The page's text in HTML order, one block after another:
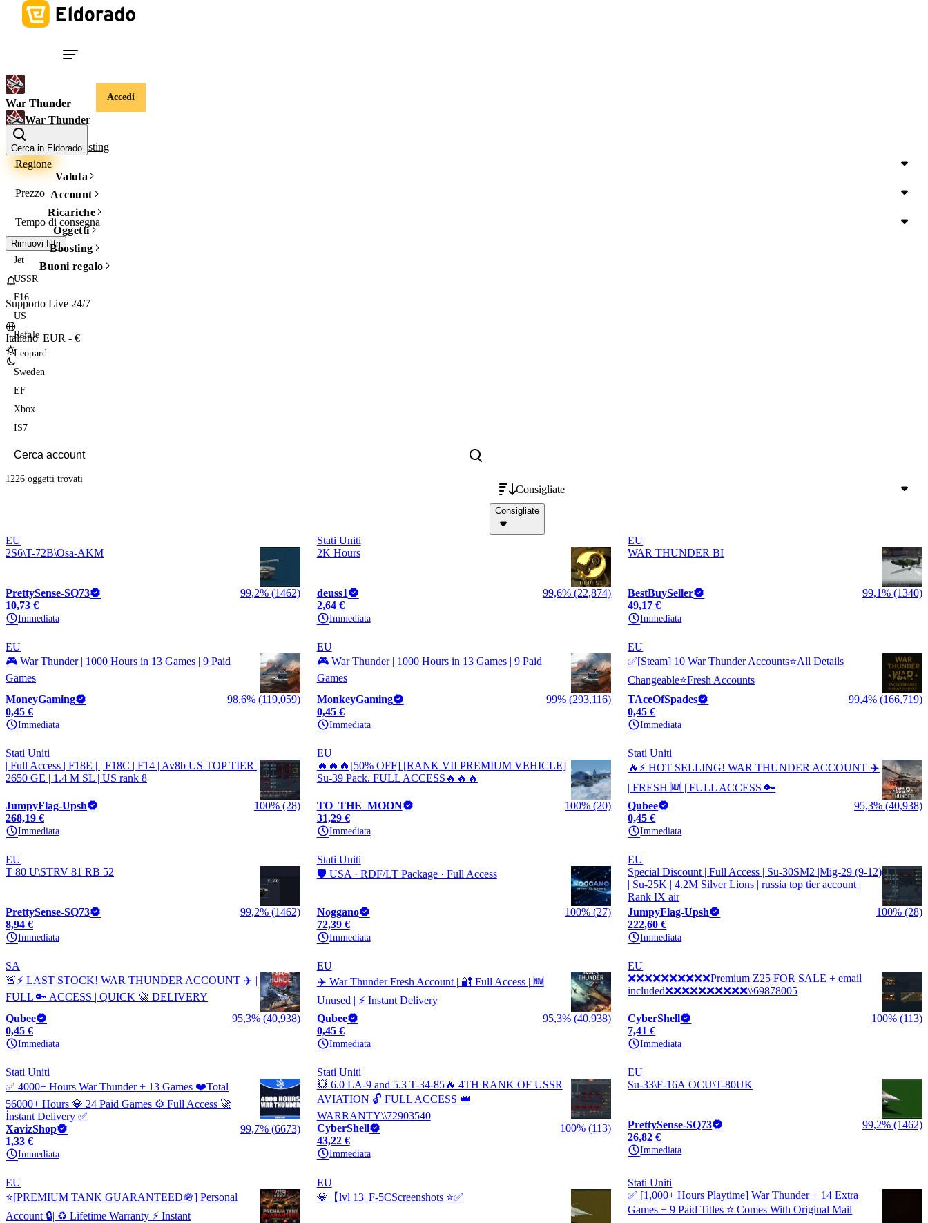
Accedi
Cerca in Eldorado
Valuta
Account
Ricariche
Oggetti
Boosting
Buoni regalo
Supporto Live 24/7
Italiano| EUR - €
War Thunder
War Thunder
Account
Boosting
Regione
Prezzo
Tempo di consegna
Rimuovi filtri
Jet
USSR
F16
US
Rafale
Leopard
Sweden
EF
Xbox
IS7
Consigliate
Consigliate
1226 oggetti trovati
EU
2S6\T-72B\Osa-AKM
PrettySense-SQ73
99,2% (1462)
10,73 €
Immediata
Stati Uniti
2K Hours
deuss1
99,6% (22,874)
2,64 €
Immediata
EU
WAR THUNDER BI
BestBuySeller
99,1% (1340)
49,17 €
Immediata
EU
🎮 War Thunder | 1000 Hours in 13 Games | 9 Paid
Games
MoneyGaming
98,6% (119,059)
0,45 €
Immediata
EU
🎮 War Thunder | 1000 Hours in 13 Games | 9 Paid
Games
MonkeyGaming
99% (293,116)
0,45 €
Immediata
EU
✅[Steam] 10 War Thunder Accounts⭐All Details
Changeable⭐Fresh Accounts
TAceOfSpades
99,4% (166,719)
0,45 €
Immediata
Stati Uniti
| Full Access | F18E | | F18C | F14 | Av8b US TOP TIER |
2650 GE | 1.4 M SL | US rank 8
JumpyFlag-Upsh
100% (28)
268,19 €
Immediata
EU
🔥🔥🔥[50% OFF] [RANK VII PREMIUM VEHICLE]
Su-39 Pack. FULL ACCESS🔥🔥🔥
TO_THE_MOON
100% (20)
31,29 €
Immediata
Stati Uniti
🔥⚡ HOT SELLING! WAR THUNDER ACCOUNT ✈️
| FRESH 🆕 | FULL ACCESS 🔑
Qubee
95,3% (40,938)
0,45 €
Immediata
EU
T 80 U\STRV 81 RB 52
PrettySense-SQ73
99,2% (1462)
8,94 €
Immediata
Stati Uniti
🛡️ USA · RDF/LT Package · Full Access
Noggano
100% (27)
72,39 €
Immediata
EU
Special Discount | Full Access | Su-30SM2 |Mig-29 (9-12)
| Su-25K | 4.2M Silver Lions | russia top tier account |
Rank IX air
JumpyFlag-Upsh
100% (28)
222,60 €
Immediata
SA
🚨⚡ LAST STOCK! WAR THUNDER ACCOUNT ✈️ |
FULL 🔑 ACCESS | QUICK 🚀 DELIVERY
Qubee
95,3% (40,938)
0,45 €
Immediata
EU
✈️ War Thunder Fresh Account | 🔐 Full Access | 🆕
Unused | ⚡ Instant Delivery
Qubee
95,3% (40,938)
0,45 €
Immediata
EU
❌❌❌❌❌❌❌❌❌❌Premium Z25 FOR SALE + email
included❌❌❌❌❌❌❌❌❌❌\\69878005
CyberShell
100% (113)
7,41 €
Immediata
Stati Uniti
✅ 4000+ Hours War Thunder + 13 Games ❤️Total
56000+ Hours 💎 24 Paid Games ⚙️ Full Access 🚀
İnstant Delivery ✅
XavizShop
99,7% (6673)
1,33 €
Immediata
Stati Uniti
💥 6.0 LA-9 and 5.3 T-34-85🔥 4TH RANK OF USSR
AVIATION 🔓 FULL ACCESS 👑
WARRANTY\\72903540
CyberShell
100% (113)
43,22 €
Immediata
EU
Su-33\F-16A OCU\T-80UK
PrettySense-SQ73
99,2% (1462)
26,82 €
Immediata
EU
⭐[PREMIUM TANK GUARANTEED🪖] Personal
Account 🔒| ♻️ Lifetime Warranty ⚡ Instant
EU
💎【lvl 13| F-5CScreenshots ⭐✅
Stati Uniti
✅ [1,000+ Hours Playtime] War Thunder + 14 Extra
Games + 9 Paid Titles ⭐ Comes With Original Mail